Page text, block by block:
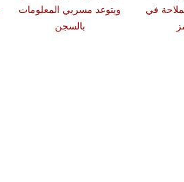
ويتوعد مسربي المعلومات
بالسجن
في